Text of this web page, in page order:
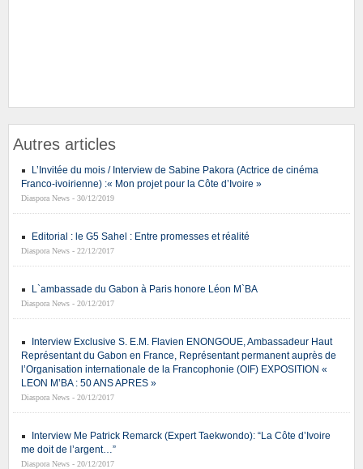
Autres articles
L’Invitée du mois / Interview de Sabine Pakora (Actrice de cinéma
Franco-ivoirienne) :« Mon projet pour la Côte d’Ivoire »
Diaspora News - 30/12/2019
Editorial : le G5 Sahel : Entre promesses et réalité
Diaspora News - 22/12/2017
L`ambassade du Gabon à Paris honore Léon M`BA
Diaspora News - 20/12/2017
Interview Exclusive S. E.M. Flavien ENONGOUE, Ambassadeur Haut
Représentant du Gabon en France, Représentant permanent auprès de
l’Organisation internationale de la Francophonie (OIF) EXPOSITION «
LEON M’BA : 50 ANS APRES »
Diaspora News - 20/12/2017
Interview Me Patrick Remarck (Expert Taekwondo): “La Côte d’Ivoire
me doit de l’argent…”
Diaspora News - 20/12/2017